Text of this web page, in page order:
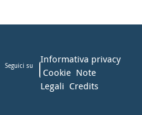
Seguici su
Informativa privacy
Cookie Note
Legali Credits